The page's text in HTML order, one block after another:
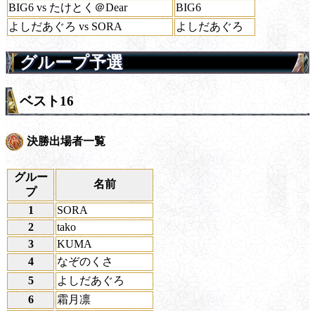
BIG6 vs たけとく＠Dear
BIG6
よしだあぐろ vs SORA
よしだあぐろ
グループ予選
ベスト16
決勝出場者一覧
グルー
プ
名前
1
SORA
2
tako
3
KUMA
4
なぞのくさ
5
よしだあぐろ
6
霜月凛